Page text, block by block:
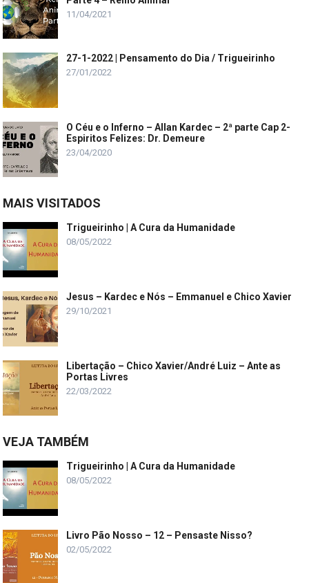
11/04/2021
27-1-2022 | Pensamento do Dia / Trigueirinho
27/01/2022
O Céu e o Inferno – Allan Kardec – 2ª parte Cap 2-
Espiritos Felizes: Dr. Demeure
23/04/2020
MAIS VISITADOS
Trigueirinho | A Cura da Humanidade
08/05/2022
Jesus – Kardec e Nós – Emmanuel e Chico Xavier
29/10/2021
Libertação – Chico Xavier/André Luiz – Ante as
Portas Livres
22/03/2022
VEJA TAMBÉM
Trigueirinho | A Cura da Humanidade
08/05/2022
Livro Pão Nosso – 12 – Pensaste Nisso?
02/05/2022